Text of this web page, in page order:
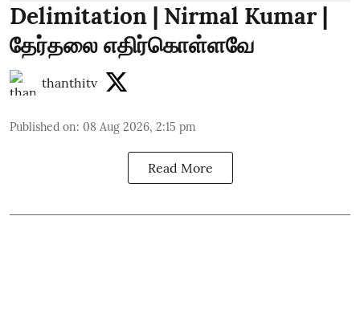
Delimitation | Nirmal Kumar |
தேர்தலை எதிர்கொள்ளவே
thanthitv
Published on: 08 Aug 2026, 2:15 pm
Read More